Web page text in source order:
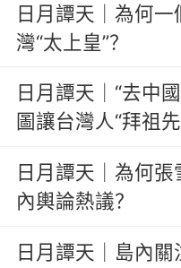
日月譚天｜為何
灣“太上皇”？
日月譚天｜“去中
圖讓台灣人“拜祖
日月譚天｜為何張
內輿論熱議？
日月譚天｜島內關